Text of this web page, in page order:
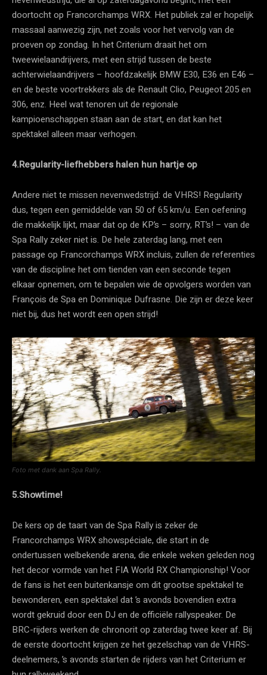
doortocht op Francorchamps WRX. Het publiek zal er hopelijk
massaal aanwezig zijn, net zoals voor het vervolg van de
proeven op zondag. In het Criterium draait het om
tweewielaandrijvers, met een strijd tussen de beste
achterwielaandrijvers – hoofdzakelijk BMW E30, E36 en E46 –
en de beste voortrekkers als de Renault Clio, Peugeot 205 en
306, enz. Heel wat tenoren uit de regionale
kampioenschappen staan aan de start, en dat kan het
spektakel alleen maar verhogen.
4.Regularity-liefhebbers halen hun hartje op
Andere niet te missen nevenwedstrijd: de VHRS! Regularity
dus, tegen een gemiddelde van 50 of 65 km/u. Een oefening
die makkelijk lijkt, maar dat op de KP’s – sorry, RT’s! – van de
Spa Rally zeker niet is. De hele zaterdag lang, met een
passage op Francorchamps WRX incluis, zullen de referenties
van de discipline het om tienden van een seconde tegen
elkaar opnemen, om te bepalen wie de opvolgers worden van
François de Spa en Dominique Dufrasne. Die zijn er deze keer
niet bij, dus het wordt een open strijd!
Foto met dank aan Spa Rally.
5.Showtime!
De kers op de taart van de Spa Rally is zeker de
Francorchamps WRX showspéciale, die start in de
ondertussen welbekende arena, die enkele weken geleden nog
het decor vormde van het FIA World RX Championship! Voor
de fans is het een buitenkansje om dit grootse spektakel te
bewonderen, een spektakel dat ’s avonds bovendien extra
wordt gekruid door een DJ en de officiële rallyspeaker. De
BRC-rijders werken de chronorit op zaterdag twee keer af. Bij
de eerste doortocht krijgen ze het gezelschap van de VHRS-
deelnemers, ’s avonds starten de rijders van het Criterium er